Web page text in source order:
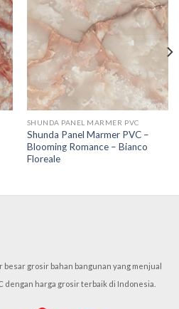
SHUNDA PANEL MARMER PVC
Shunda Panel Marmer PVC –
Blooming Romance – Bianco
Floreale
grosir bahan bangunan yang menjual
dengan harga grosir terbaik di Indonesia.